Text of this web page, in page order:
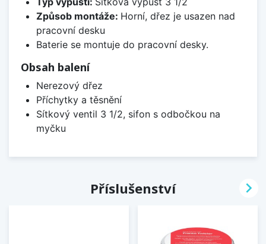
Způsob montáže: Horní, dřez je usazen nad
pracovní desku
Baterie se montuje do pracovní desky.
Obsah balení
Nerezový dřez
Příchytky a těsnění
Sítkový ventil 3 1/2, sifon s odbočkou na
myčku
Příslušenství 